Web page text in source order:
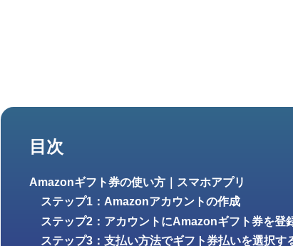
目次
Amazonギフト券の使い方｜スマホアプリ
ステップ1：Amazonアカウントの作成
ステップ2：アカウントにAmazonギフト券を登
ステップ3：支払い方法でギフト券払いを選択す